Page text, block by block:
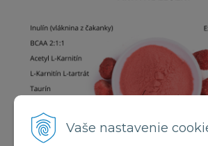
Vaše nastavenie